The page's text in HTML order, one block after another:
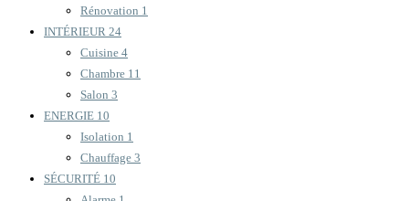
Rénovation 1
INTÉRIEUR 24
Cuisine 4
Chambre 11
Salon 3
ENERGIE 10
Isolation 1
Chauffage 3
SÉCURITÉ 10